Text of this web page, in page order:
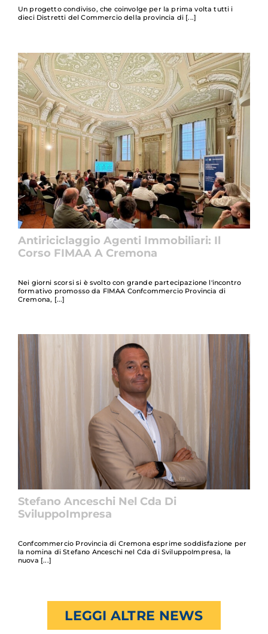
Un progetto condiviso, che coinvolge per la prima volta tutti i
dieci Distretti del Commercio della provincia di
Antiriciclaggio Agenti Immobiliari: Il
Corso FIMAA A Cremona
Nei giorni scorsi si è svolto con grande partecipazione l'incontro
formativo promosso da FIMAA Confcommercio Provincia di
Cremona,
Stefano Anceschi Nel Cda Di
SviluppoImpresa
Confcommercio Provincia di Cremona esprime soddisfazione per
la nomina di Stefano Anceschi nel Cda di SviluppoImpresa, la
nuova
LEGGI ALTRE NEWS